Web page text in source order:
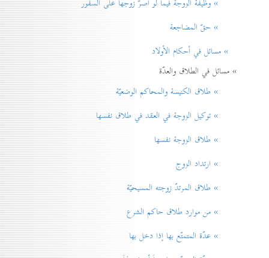
» حقّ المضاجعة
» مسائل في أحكام الأولاد
» مسائل في الطلاق والعدّة
» طلاق الكنيسة والمحاكم الوضعيّة
» توكيل الزوجة في العقد في طلاق نفسها
» طلاق الزوجة نفسها
» ارتداد الزوج
» طلاق المرتدّ زوجته المسيحيّة
» من موارد طلاق حاكم الشرع
» عدّة المتمتّع بها إذا دخل بها